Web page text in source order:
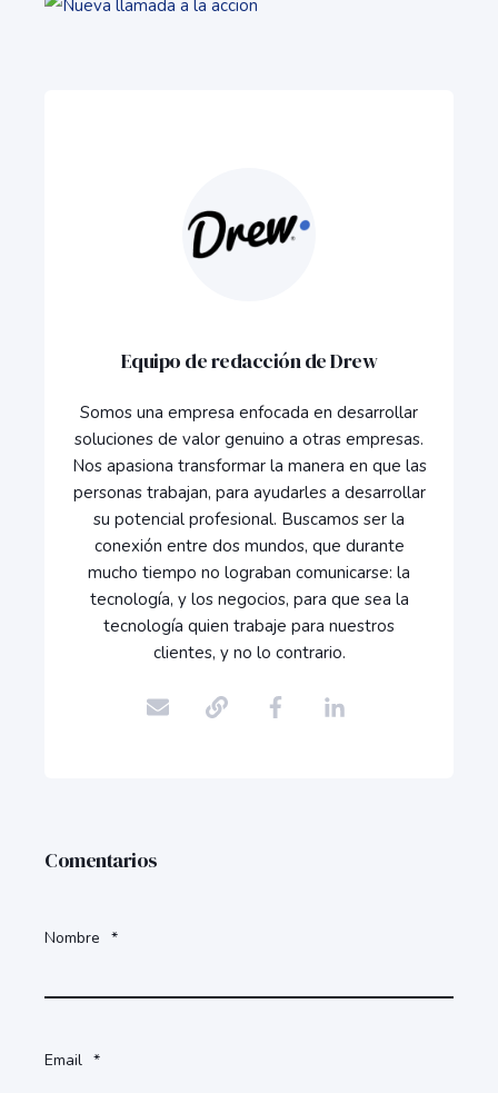
Equipo de redacción de Drew
Somos una empresa enfocada en desarrollar
soluciones de valor genuino a otras empresas.
Nos apasiona transformar la manera en que las
personas trabajan, para ayudarles a desarrollar
su potencial profesional. Buscamos ser la
conexión entre dos mundos, que durante
mucho tiempo no lograban comunicarse: la
tecnología, y los negocios, para que sea la
tecnología quien trabaje para nuestros
clientes, y no lo contrario.
Comentarios
Nombre *
Email *